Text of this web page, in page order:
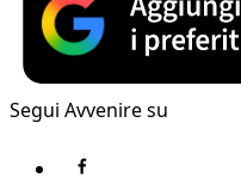
Segui Avvenire su